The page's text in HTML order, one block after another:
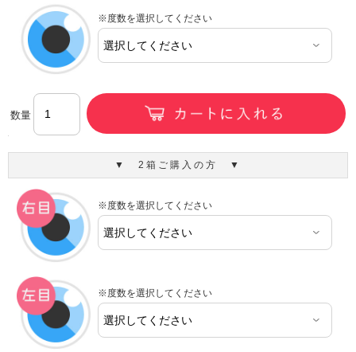
※度数を選択してください
数量
▼ 2箱ご購入の方 ▼
※度数を選択してください
※度数を選択してください